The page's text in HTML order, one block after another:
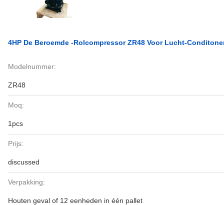
4HP De Beroemde -rolcompressor ZR48 Voor Lucht-
Modelnummer:
ZR48
Moq:
1pcs
Prijs:
discussed
Verpakking:
Houten geval of 12 eenheden in één pallet